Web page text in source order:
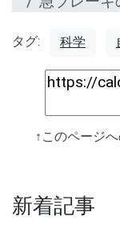
タグ: 科学
↑このページ
新着記事